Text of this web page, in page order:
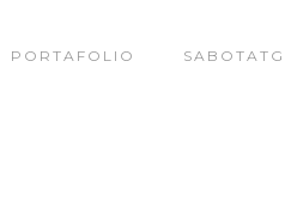
PORTAFOLIO